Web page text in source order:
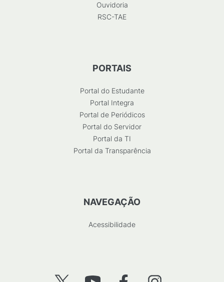
Ouvidoria
RSC-TAE
PORTAIS
Portal do Estudante
Portal Integra
Portal de Periódicos
Portal do Servidor
Portal da TI
Portal da Transparência
NAVEGAÇÃO
Acessibilidade